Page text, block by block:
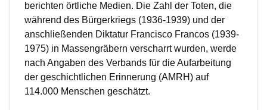
berichten örtliche Medien. Die Zahl der Toten, die
während des Bürgerkriegs (1936-1939) und der
anschließenden Diktatur Francisco Francos (1939-
1975) in Massengräbern verscharrt wurden, werde
nach Angaben des Verbands für die Aufarbeitung
der geschichtlichen Erinnerung (AMRH) auf
114.000 Menschen geschätzt.